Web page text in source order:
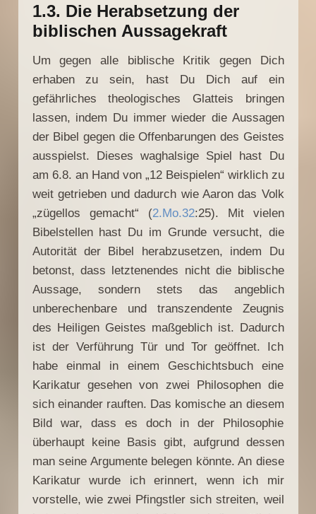
1.3. Die Herabsetzung der
biblischen Aussagekraft
Um gegen alle biblische Kritik gegen Dich
erhaben zu sein, hast Du Dich auf ein
gefährliches theologisches Glatteis bringen
lassen, indem Du immer wieder die Aussagen
der Bibel gegen die Offenbarungen des Geistes
ausspielst. Dieses waghalsige Spiel hast Du
am 6.8. an Hand von „12 Beispielen“ wirklich zu
weit getrieben und dadurch wie Aaron das Volk
„zügellos gemacht“ (2.Mo.32:25). Mit vielen
Bibelstellen hast Du im Grunde versucht, die
Autorität der Bibel herabzusetzen, indem Du
betonst, dass letztenendes nicht die biblische
Aussage, sondern stets das angeblich
unberechenbare und transzendente Zeugnis
des Heiligen Geistes maßgeblich ist. Dadurch
ist der Verführung Tür und Tor geöffnet. Ich
habe einmal in einem Geschichtsbuch eine
Karikatur gesehen von zwei Philosophen die
sich einander rauften. Das komische an diesem
Bild war, dass es doch in der Philosophie
überhaupt keine Basis gibt, aufgrund dessen
man seine Argumente belegen könnte. An diese
Karikatur wurde ich erinnert, wenn ich mir
vorstelle, wie zwei Pfingstler sich streiten, weil